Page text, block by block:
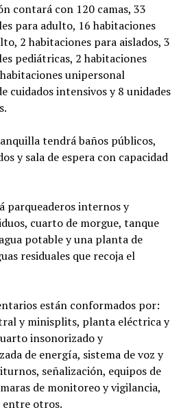
contará con 120 camas, 33
para adulto, 16 habitaciones
2 habitaciones para aislados, 3
pediátricas, 2 habitaciones
unipersonal
cuidados intensivos y 8 unidades
tendrá baños públicos,
y sala de espera con capacidad
parqueaderos internos y
cuarto de morgue, tanque
potable y una planta de
residuales que recoja el
están conformados por:
y minisplits, planta eléctrica y
insonorizado y
de energía, sistema de voz y
señalización, equipos de
de monitoreo y vigilancia,
entre otros.